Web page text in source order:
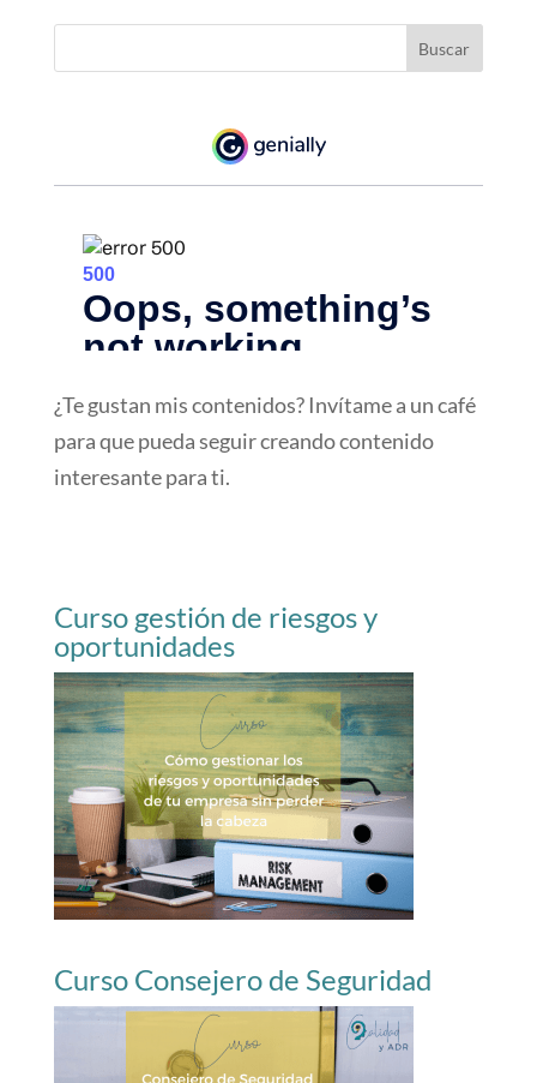
¿Te gustan mis contenidos? Invítame a un café
para que pueda seguir creando contenido
interesante para ti.
Curso gestión de riesgos y
oportunidades
Curso Consejero de Seguridad